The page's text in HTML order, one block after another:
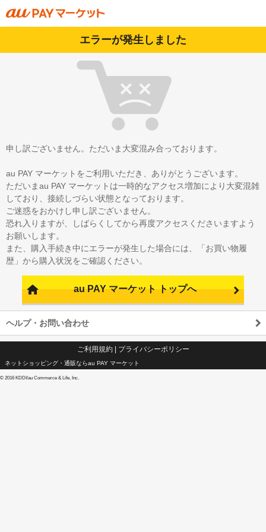
エラーが発生しました
申し訳ございません。ただいま大変混み合っております。
au PAY マーケットをご利用いただき、ありがとうございます。
ただいまau PAY マーケットは一時的なアクセス増加により大変混雑
しており、接続しづらい状態となっております。
ご迷惑をおかけし申し訳ございません。
恐れ入りますが、しばらくしてから再度アクセスくださいますよう
お願いします。
また、購入手続き中にエラーが発生した場合には、「お買い物履
歴」から購入状況をご確認ください。
au PAY マーケット トップへ
ヘルプ・お問い合わせ
ご利用規約| プライバシーポリシー
ネットショッピング・通販ならau PAY マーケット
© 2016 KDDI/au Commerce & Life, Inc.